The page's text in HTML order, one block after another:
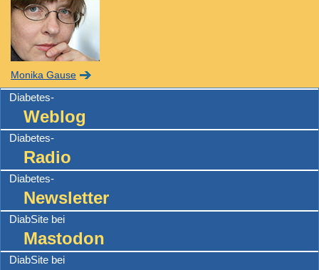
Monika Gause
Diabetes-
Weblog
Diabetes-
Radio
Diabetes-
Newsletter
DiabSite bei
Mastodon
DiabSite bei